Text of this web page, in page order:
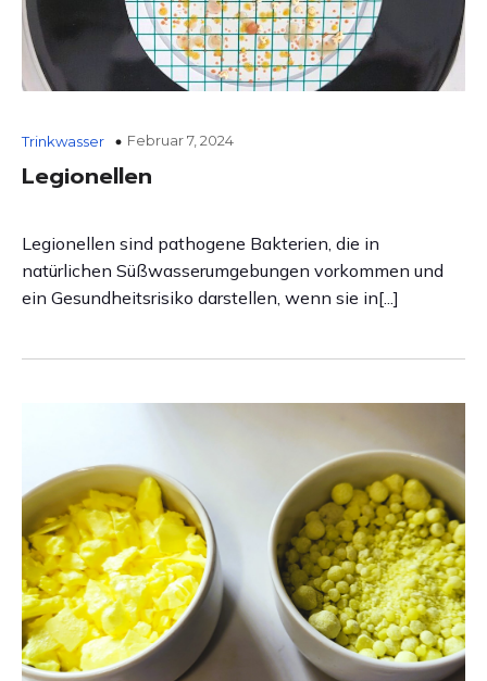
Trinkwasser Februar 7, 2024
Legionellen
Legionellen sind pathogene Bakterien, die in
natürlichen Süßwasserumgebungen vorkommen und
ein Gesundheitsrisiko darstellen, wenn sie in[...]